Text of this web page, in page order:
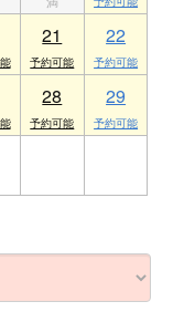
21 22
28 29